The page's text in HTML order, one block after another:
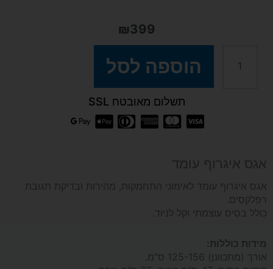
₪399
עומד
מתכוונן
125-
הוספה לסל
תשלום מאובטח SSL
אגס איגרוף עומד
אגס איגרוף עומד לאימוני התחמקות, מהירות ובדיקת תגובת
רפלקסים.
כולל בסיס עוצמתי וקל לניוד.
מידות כוללות:
אורך (מתכוונן) 125-156 ס"מ.